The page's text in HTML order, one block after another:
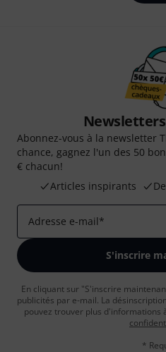
Abonnez-vous à la newsletter
chance, gagnez l'un des 50
€ chacun!
Articles inspirants
Adresse e-mail*
S'inscrire
En cliquant sur "S'inscrire
publicités par e-mail. La
pouvez trouver plus d'informations
*